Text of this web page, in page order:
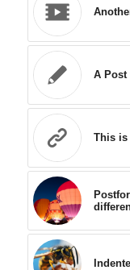
A Post
This is